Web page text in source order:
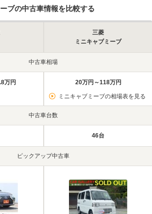
ブの中古車情報を比較する
三菱
ミニキャブミーブ
中古車相場
万円 20万円～118万円
ミニキャブミーブの相場表を見る
中古車台数
46台
ピックアップ中古車